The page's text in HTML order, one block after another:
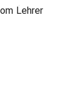
Lehrer